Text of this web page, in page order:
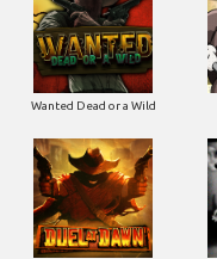
Wanted Dead or a Wild